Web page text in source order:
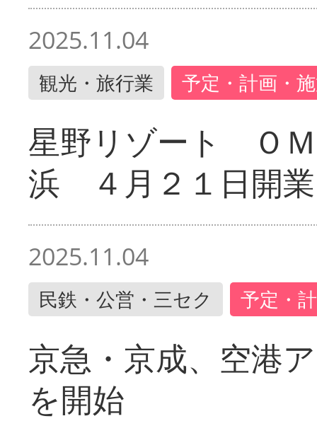
2025.11.04
観光・旅行業 予定・計画・
星野リゾート Ｏ
浜 ４月２１日開業
2025.11.04
民鉄・公営・三セク 予定・
京急・京成、空港
を開始